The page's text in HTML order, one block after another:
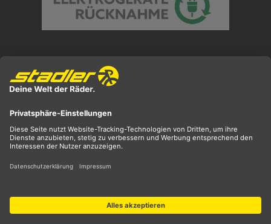
** ehemaliger UVP